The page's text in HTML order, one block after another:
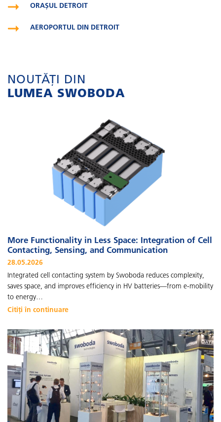
ORAȘUL DETROIT
AEROPORTUL DIN DETROIT
NOUTĂȚI DIN
LUMEA SWOBODA
More Functionality in Less Space: Integration of Cell
Contacting, Sensing, and Communication
28.05.2026
Integrated cell contacting system by Swoboda reduces complexity,
saves space, and improves efficiency in HV batteries—from e-mobility
to energy…
Citiți în continuare